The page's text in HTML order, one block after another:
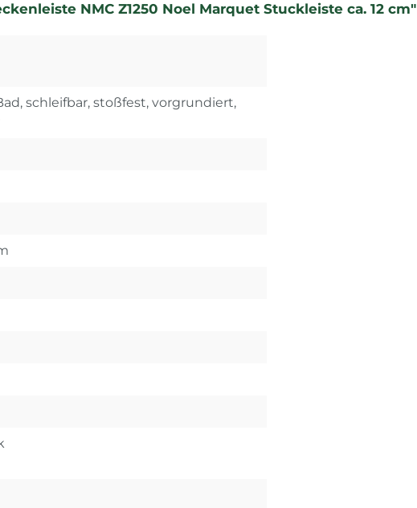
NMC Z1250 Noel Marquet Stuckleiste ca. 12 cm"
schleifbar, stoßfest, vorgrundiert,